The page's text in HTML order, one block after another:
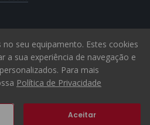
seu equipamento. Estes cookies
a sua experiência de navegação e
Para mais
Política de Privacidade
Aceitar